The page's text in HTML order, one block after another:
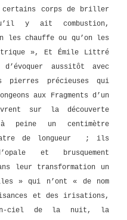
corps de briller
y ait combustion,
les chauffe ou qu’on les
», Et Émile Littré
aussitôt avec
pierres précieuses qui
aux Fragments d’un
sur la découverte
peine un centimètre
de longueur ; ils
et brusquement
leur transformation un
» qui n’ont « de nom
et des irisations,
en-ciel de la nuit, la